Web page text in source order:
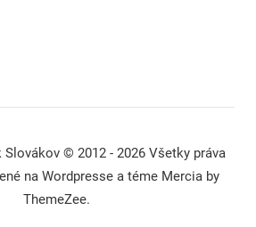
© 2012 - 2026 Všetky práva
na Wordpresse a téme Mercia by
ThemeZee.